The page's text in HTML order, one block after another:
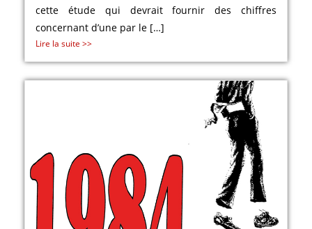
cette étude qui devrait fournir des chiffres
concernant d’une par le […]
Lire la suite >>